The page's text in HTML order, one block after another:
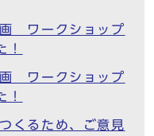
画 ワークショップ
画 ワークショップ
くるため、ご意見